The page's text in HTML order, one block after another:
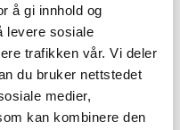
å gi innhold og
levere sosiale
trafikken vår. Vi deler
du bruker nettstedet
medier,
kan kombinere den